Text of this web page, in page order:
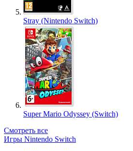
Stray (Nintendo Switch)
Super Mario Odyssey (Switch)
Смотреть все
Игры Nintendo Switch